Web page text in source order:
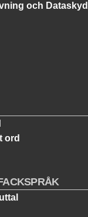
och
ord